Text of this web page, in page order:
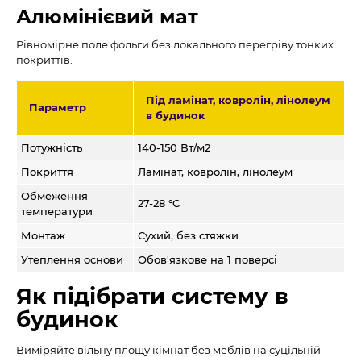
Алюмінієвий мат
Рівномірне поле фольги без локального перегріву тонких
покриттів.
Параметр
Під ламінат, ковролін, лінолеум
в будинок
Потужність
140-150 Вт/м2
Покриття
Ламінат, ковролін, лінолеум
Обмеження
температури
27-28 °C
Монтаж
Сухий, без стяжки
Утеплення основи
Обов'язкове на 1 поверсі
Як підібрати систему в
будинок
Виміряйте вільну площу кімнат без меблів на суцільній